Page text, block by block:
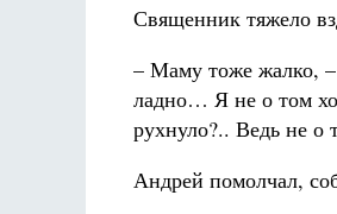
Священник тяжело
– Маму тоже жалко,
ладно… Я не о том
рухнуло?.. Ведь не о
Андрей помолчал,